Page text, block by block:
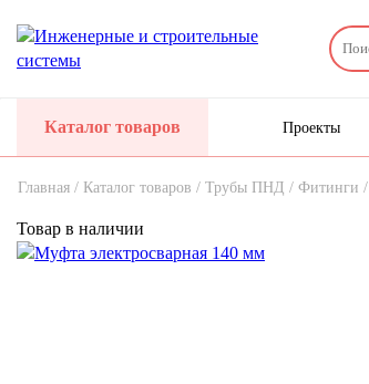
Каталог товаров Проекты
Главная / Каталог товаров / Трубы ПНД / Фитинги /
Товар в наличии